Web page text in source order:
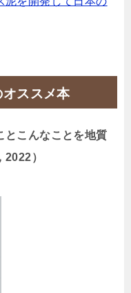
ススメ本
とこんなことを地質
）